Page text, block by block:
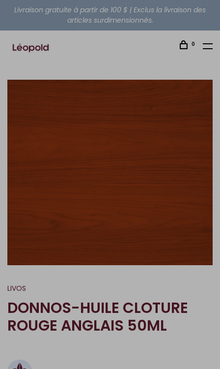
Livraison gratuite à partir de 100 $ | Exclus la livraison des
articles surdimensionnés.
0
LIVOS
DONNOS-HUILE CLOTURE
ROUGE ANGLAIS 50ML